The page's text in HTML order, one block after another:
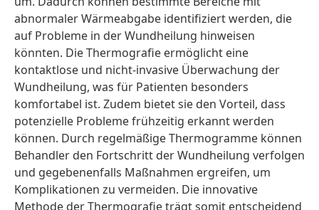
abnormaler Wärmeabgabe identifiziert werden, die
auf Probleme in der Wundheilung hinweisen
könnten. Die Thermografie ermöglicht eine
kontaktlose und nicht-invasive Überwachung der
Wundheilung, was für Patienten besonders
komfortabel ist. Zudem bietet sie den Vorteil, dass
potenzielle Probleme frühzeitig erkannt werden
können. Durch regelmäßige Thermogramme können
Behandler den Fortschritt der Wundheilung verfolgen
und gegebenenfalls Maßnahmen ergreifen, um
Komplikationen zu vermeiden. Die innovative
Methode der Thermografie trägt somit entscheidend